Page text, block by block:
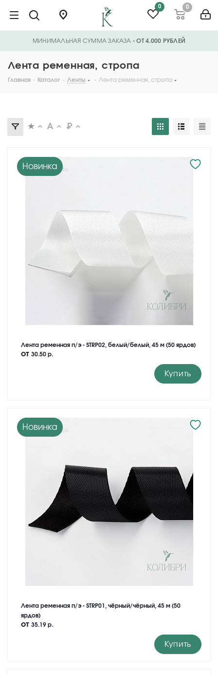
0 0
МИНИМАЛЬНАЯ СУММА ЗАКАЗА - ОТ 4.000 РУБЛЕЙ
Лента ременная, стропа
Главная - Каталог - Ленты - Лента ременная, стропа
Новинка
Лента ременная п/э - STRP02, белый/белый, 45 м (50 ярдов)
от 30.50 р.
Купить
Новинка
Лента ременная п/э - STRP01, чёрный/чёрный, 45 м (50
ярдов)
от 35.19 р.
Купить